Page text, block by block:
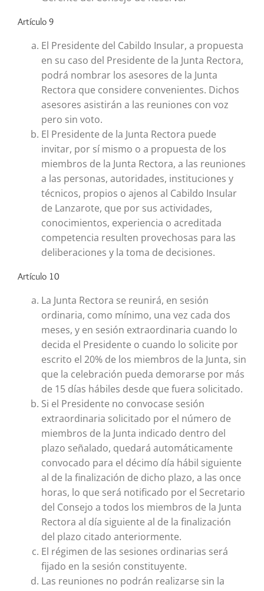
Artículo 9
El Presidente del Cabildo Insular, a propuesta
en su caso del Presidente de la Junta Rectora,
podrá nombrar los asesores de la Junta
Rectora que considere convenientes. Dichos
asesores asistirán a las reuniones con voz
pero sin voto.
El Presidente de la Junta Rectora puede
invitar, por sí mismo o a propuesta de los
miembros de la Junta Rectora, a las reuniones
a las personas, autoridades, instituciones y
técnicos, propios o ajenos al Cabildo Insular
de Lanzarote, que por sus actividades,
conocimientos, experiencia o acreditada
competencia resulten provechosas para las
deliberaciones y la toma de decisiones.
Artículo 10
La Junta Rectora se reunirá, en sesión
ordinaria, como mínimo, una vez cada dos
meses, y en sesión extraordinaria cuando lo
decida el Presidente o cuando lo solicite por
escrito el 20% de los miembros de la Junta, sin
que la celebración pueda demorarse por más
de 15 días hábiles desde que fuera solicitado.
Si el Presidente no convocase sesión
extraordinaria solicitado por el número de
miembros de la Junta indicado dentro del
plazo señalado, quedará automáticamente
convocado para el décimo día hábil siguiente
al de la finalización de dicho plazo, a las once
horas, lo que será notificado por el Secretario
del Consejo a todos los miembros de la Junta
Rectora al día siguiente al de la finalización
del plazo citado anteriormente.
El régimen de las sesiones ordinarias será
fijado en la sesión constituyente.
Las reuniones no podrán realizarse sin la